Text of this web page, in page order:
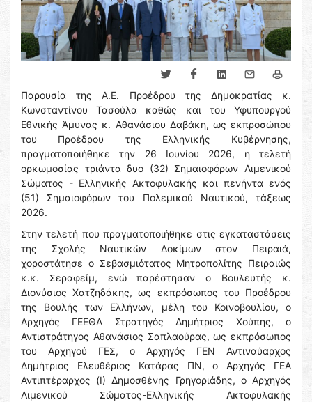
Παρουσία της A.E. Προέδρου της Δημοκρατίας κ.
Κωνσταντίνου Τασούλα καθώς και του Υφυπουργού
Εθνικής Άμυνας κ. Αθανάσιου Δαβάκη, ως εκπροσώπου
του Προέδρου της Ελληνικής Κυβέρνησης,
πραγματοποιήθηκε την 26 Ιουνίου 2026, η τελετή
ορκωμοσίας τριάντα δυο (32) Σημαιοφόρων Λιμενικού
Σώματος - Ελληνικής Ακτοφυλακής και πενήντα ενός
(51) Σημαιοφόρων του Πολεμικού Ναυτικού, τάξεως
2026.
Στην τελετή που πραγματοποιήθηκε στις εγκαταστάσεις
της Σχολής Ναυτικών Δοκίμων στον Πειραιά,
χοροστάτησε ο Σεβασμιότατος Μητροπολίτης Πειραιώς
κ.κ. Σεραφείμ, ενώ παρέστησαν ο Βουλευτής κ.
Διονύσιος Χατζηδάκης, ως εκπρόσωπος του Προέδρου
της Βουλής των Ελλήνων, μέλη του Κοινοβουλίου, ο
Αρχηγός ΓΕΕΘΑ Στρατηγός Δημήτριος Χούπης, ο
Αντιστράτηγος Αθανάσιος Σαπλαούρας, ως εκπρόσωπος
του Αρχηγού ΓΕΣ, ο Αρχηγός ΓΕΝ Αντιναύαρχος
Δημήτριος Ελευθέριος Κατάρας ΠΝ, ο Αρχηγός ΓΕΑ
Αντιπτέραρχος (Ι) Δημοσθένης Γρηγοριάδης, ο Αρχηγός
Λιμενικού Σώματος-Ελληνικής Ακτοφυλακής